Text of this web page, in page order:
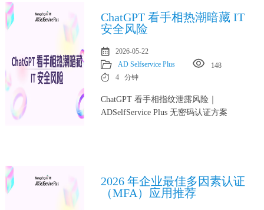
ChatGPT 看手相热潮暗藏 IT
安全风险
2026-05-22
AD Selfservice Plus
148
4 分钟
ChatGPT 看手相指纹泄露风险｜
ADSelfService Plus 无密码认证方案
2026 年企业最佳多因素认证
（MFA）应用推荐